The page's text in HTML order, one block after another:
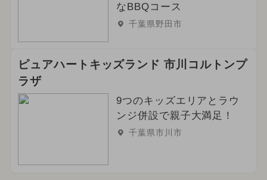
なBBQコース
千葉県野田市
ピュアハートキッズランド 市川コルトンプ
ラザ
9つのキッズエリアとラウ
ンジ併設で親子大満足！
千葉県市川市